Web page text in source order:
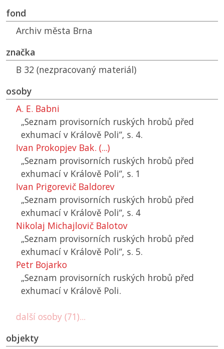
fond
Archiv města Brna
značka
B 32 (nezpracovaný materiál)
osoby
A. E. Babni
„Seznam provisorních ruských hrobů před
exhumací v Králově Poli“, s. 4.
Ivan Prokopjev Bak. (...)
„Seznam provisorních ruských hrobů před
exhumací v Králově Poli“, s. 1
Ivan Prigorevič Baldorev
„Seznam provisorních ruských hrobů před
exhumací v Králově Poli“, s. 4
Nikolaj Michajlovič Balotov
„Seznam provisorních ruských hrobů před
exhumací v Králově Poli“, s. 5.
Petr Bojarko
„Seznam provisorních ruských hrobů před
exhumací v Králově Poli.
další osoby (71)...
objekty